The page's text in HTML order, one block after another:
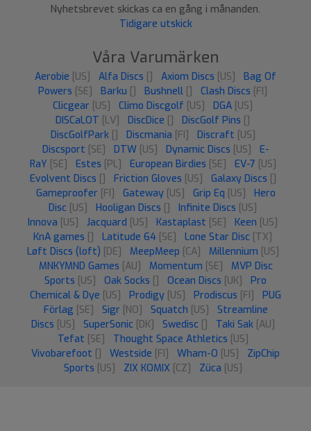
Nyhetsbrevet skickas ca en gång i månanden.
Tidigare utskick
Våra Varumärken
Aerobie [US] Alfa Discs Axiom Discs [US]
Bag Of
Powers [SE] Barku Bushnell Clash Discs [FI]
Clicgear [US] Climo Discgolf [US] DGA [US]
DISCaLOT [LV] DiscDice DiscGolf Pins
DiscGolfPark
Discmania [FI] Discraft [US]
Discsport [SE] DTW [US] Dynamic Discs [US]
E-
RaY [SE] Estes [PL] European Birdies [SE] EV-7 [US]
Evolvent Discs
Friction Gloves [US] Galaxy Discs
Gameproofer [FI] Gateway [US] Grip Eq [US]
Hero
Disc [US] Hooligan Discs Infinite Discs [US]
Innova [US] Jacquard [US] Kastaplast [SE] Keen [US]
KnA games
Latitude 64 [SE] Lone Star Disc [TX]
Løft Discs (loft) [DE] MeepMeep [CA] Millennium [US]
MNKYMND Games [AU] Momentum [SE]
MVP Disc
Sports [US] Oak Socks Ocean Discs [UK]
Pro
Chemical & Dye [US] Prodigy [US] Prodiscus [FI]
PUG
Förlag [SE] Sigr [NO] Squatch [US]
Streamline
Discs [US] SuperSonic [DK] Swedisc Taki Sak [AU]
Tefat [SE] Thought Space Athletics [US]
Vivobarefoot
Westside [FI] Wham-O [US]
ZipChip
Sports [US] ZIX KOMIX [CZ] Züca [US]